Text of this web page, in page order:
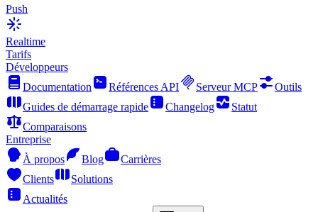
Push
Realtime
Tarifs
Développeurs
Documentation
Références API Serveur MCP
Outils
Guides de démarrage rapide
Changelog
Statut
Comparaisons
Entreprise
À propos
Blog
Carrières
Clients
Solutions
Actualités